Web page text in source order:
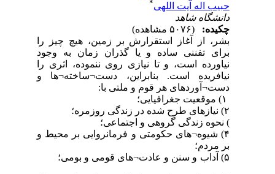
حبیب اله آیت اللهی
دانشگاه شاهد
چکیده:
بشر، از آغاز استقرارش بر زمین، هیچ چیز را
برای تفننی ساده و یا گذران زمان به وجود
نیاورده است، و تا نیازی روی ننموده، اثری را
نیافریده است. بنابراین، دست¬ساخته¬ها و
‏دست¬آوردهای هر قوم و ملتی با:
‏) نحوه زندگی گروهی و اجتماعی؛
۴‏) شیوه¬های حکومتی و فرمانروایی بر محیط و
بر مردم؛
۵‏) آداب و سنن و عادت¬های قومی و بومی؛